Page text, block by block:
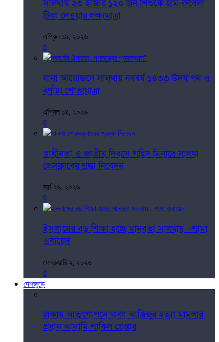
সালথায় ২৩ হাজার ১২০ জন শিশুকে হাম-রুবেলা
টিকা দেওয়ার লক্ষ্যমাত্রা
এপ্রিল ১৯, ২০২৬
0
নানা আয়োজনে সালথায় নববর্ষ ১৪৩৩ উদযাপন ও
বর্ণাঢ্য শোভাযাত্রা
এপ্রিল ১৪, ২০২৬
0
স্বাধীনতা ও জাতীয় দিবসে শহিদ মিনারে সালথা
প্রেসক্লাবের শ্রদ্ধা নিবেদন
মার্চ ২৬, ২০২৬
0
ইসলামের বড় শিক্ষা হচ্ছে মানবতা সালথায় -শামা
ওবায়েদ
ফেব্রুয়ারি ২, ২০২৬
0
দেশজুড়ে
ঢাকায় আত্মগোপনে থাকা আজিজুর হত্যা মামলার
প্রধান আসামি শাকিল গ্রেপ্তার